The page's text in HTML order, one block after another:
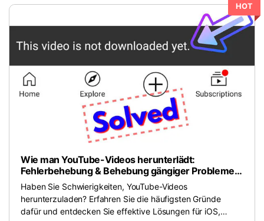
HOT
Wie man YouTube-Videos herunterlädt:
Fehlerbehebung & Behebung gängiger Probleme
auf jedem Gerät
Haben Sie Schwierigkeiten, YouTube-Videos
herunterzuladen? Erfahren Sie die häufigsten Gründe
dafür und entdecken Sie effektive Lösungen für iOS,